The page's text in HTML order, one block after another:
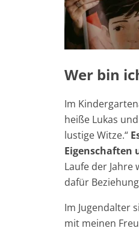
Wer bin
Im
heiße Lukas
lustige Witze.“
Eigenschaften
Laufe der
dafür
Im Jugendalter
mit meinen